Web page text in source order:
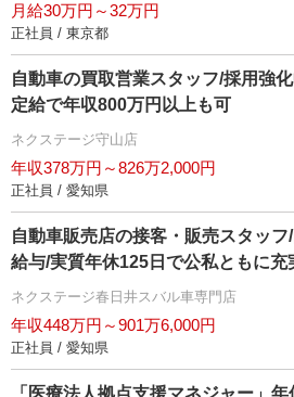
月給30万円～32万円
正社員 / 東京都
自動車の買取営業スタッフ/採用強
定給で年収800万円以上も可
ネクステージ守山店
年収378万円～826万2,000円
正社員 / 愛知県
自動車販売店の接客・販売スタッ
給与/実質年休125日で公私ともに充
ネクステージ春日井スバル車専門店
年収448万円～901万6,000円
正社員 / 愛知県